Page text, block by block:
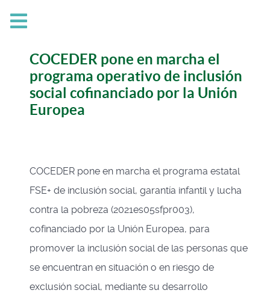
COCEDER pone en marcha el
programa operativo de inclusión
social cofinanciado por la Unión
Europea
COCEDER pone en marcha el programa estatal
FSE+ de inclusión social, garantía infantil y lucha
contra la pobreza (2021es05sfpr003),
cofinanciado por la Unión Europea, para
promover la inclusión social de las personas que
se encuentran en situación o en riesgo de
exclusión social, mediante su desarrollo